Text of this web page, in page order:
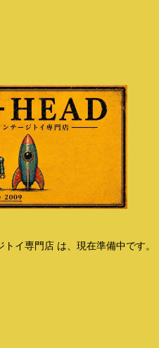
イ専門店 は、現在準備中です。